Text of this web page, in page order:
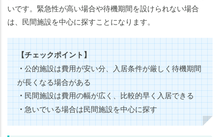
いです。緊急性が高い場合や待機期間を設けられない場合
は、民間施設を中心に探すことになります。
【チェックポイント】
・公的施設は費用が安い分、入居条件が厳しく待機期間
が長くなる場合がある
・民間施設は費用の幅が広く、比較的早く入居できる
・急いでいる場合は民間施設を中心に探す